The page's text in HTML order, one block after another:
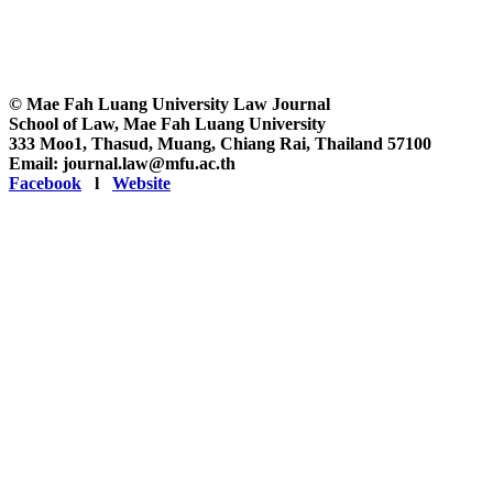
© Mae Fah Luang University Law Journal
School of Law, Mae Fah Luang University
333 Moo1, Thasud, Muang, Chiang Rai, Thailand 57100
Email: journal.law@mfu.ac.th
Facebook l Website